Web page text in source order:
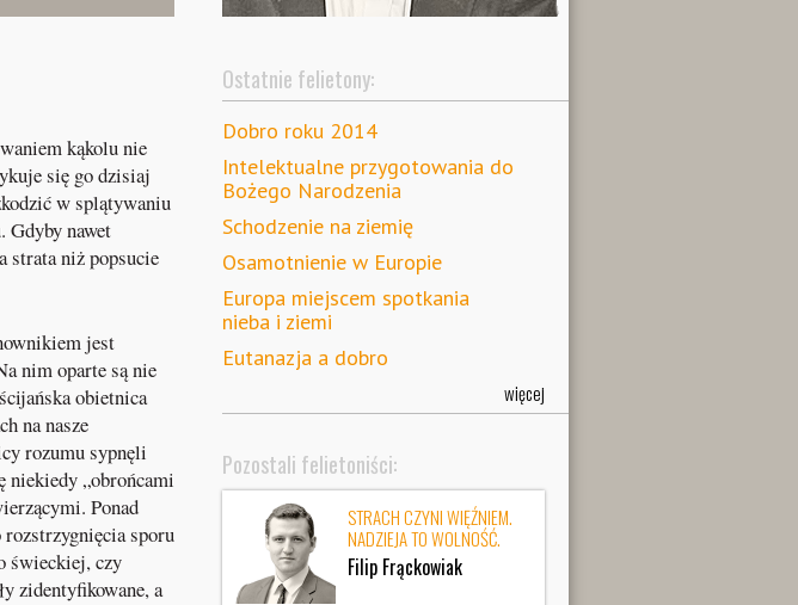
kąkolu nie
się go dzisiaj
w splątywaniu
Gdyby nawet
strata niż popsucie
jest
nim oparte są nie
obietnica
na nasze
rozumu sypnęli
niekiedy „obrońcami
Ponad
sporu
świeckiej, czy
zidentyfikowane, a
Ostatnie felietony:
Dobro roku 2014
Intelektualne przygotowania do
Bożego Narodzenia
Schodzenie na ziemię
Osamotnienie w Europie
Europa miejscem spotkania
nieba i ziemi
Eutanazja a dobro
więcej
Pozostali felietoniści:
STRACH CZYNI WIĘŹNIEM.
NADZIEJA TO WOLNOŚĆ.
Filip Frąckowiak